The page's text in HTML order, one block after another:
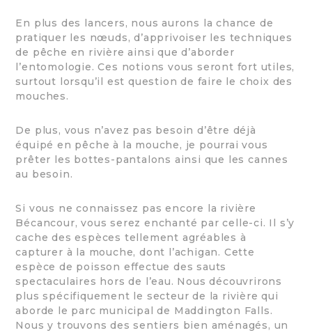
En plus des lancers, nous aurons la chance de
pratiquer les nœuds, d’apprivoiser les techniques
de pêche en rivière ainsi que d’aborder
l’entomologie. Ces notions vous seront fort utiles,
surtout lorsqu’il est question de faire le choix des
mouches.
De plus, vous n’avez pas besoin d’être déjà
équipé en pêche à la mouche, je pourrai vous
prêter les bottes-pantalons ainsi que les cannes
au besoin.
Si vous ne connaissez pas encore la rivière
Bécancour, vous serez enchanté par celle-ci. Il s’y
cache des espèces tellement agréables à
capturer à la mouche, dont l’achigan. Cette
espèce de poisson effectue des sauts
spectaculaires hors de l’eau. Nous découvrirons
plus spécifiquement le secteur de la rivière qui
aborde le parc municipal de Maddington Falls.
Nous y trouvons des sentiers bien aménagés, un